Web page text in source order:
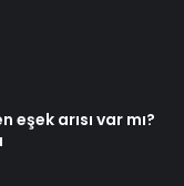
arısı var mı?